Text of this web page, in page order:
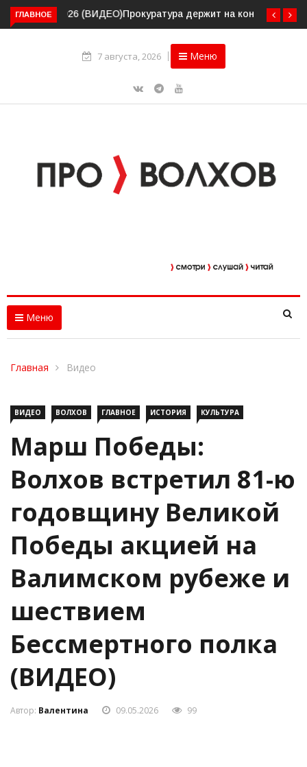
ГЛАВНОЕ
Прокуратура держит на контроле организацию
пассажирских перевозок в Волховском районе
7 августа, 2026
ВИДЕО ВОЛХОВ ГЛАВНОЕ ИСТОРИЯ КУЛЬТУРА
Марш Победы:
Волхов встретил 81-ю
годовщину Великой
Победы акцией на
Валимском рубеже и
шествием
Бессмертного полка
(ВИДЕО)